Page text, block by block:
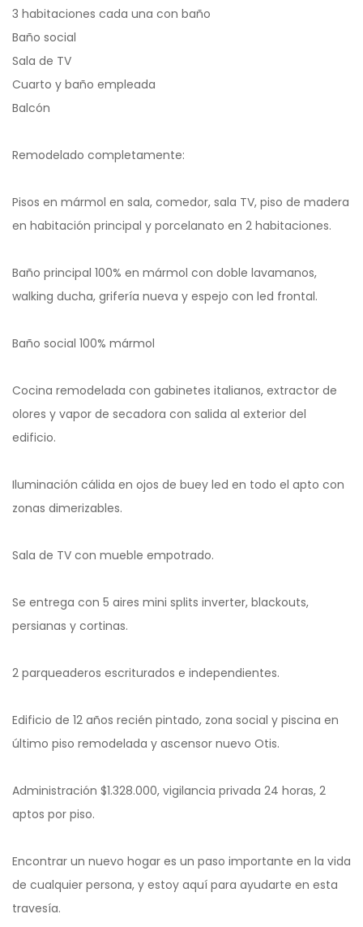
3 habitaciones cada una con baño
Baño social
Sala de TV
Cuarto y baño empleada
Balcón
Remodelado completamente:
Pisos en mármol en sala, comedor, sala TV, piso de madera
en habitación principal y porcelanato en 2 habitaciones.
Baño principal 100% en mármol con doble lavamanos,
walking ducha, grifería nueva y espejo con led frontal.
Baño social 100% mármol
Cocina remodelada con gabinetes italianos, extractor de
olores y vapor de secadora con salida al exterior del
edificio.
Iluminación cálida en ojos de buey led en todo el apto con
zonas dimerizables.
Sala de TV con mueble empotrado.
Se entrega con 5 aires mini splits inverter, blackouts,
persianas y cortinas.
2 parqueaderos escriturados e independientes.
Edificio de 12 años recién pintado, zona social y piscina en
último piso remodelada y ascensor nuevo Otis.
Administración $1.328.000, vigilancia privada 24 horas, 2
aptos por piso.
Encontrar un nuevo hogar es un paso importante en la vida
de cualquier persona, y estoy aquí para ayudarte en esta
travesía.